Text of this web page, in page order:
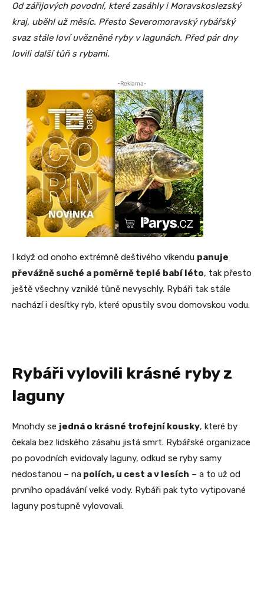
Od zářijových povodní, které zasáhly i Moravskoslezský
kraj, uběhl už měsíc. Přesto Severomoravský rybářský
svaz stále loví uvězněné ryby v lagunách. Před pár dny
lovili další tůň s rybami.
-Reklama-
I když od onoho extrémně deštivého víkendu panuje
převážně suché a poměrně teplé babí léto, tak přesto
ještě všechny vzniklé tůně nevyschly. Rybáři tak stále
nachází i desítky ryb, které opustily svou domovskou vodu.
Rybáři vylovili krásné ryby z
laguny
Mnohdy se jedná o krásné trofejní kousky, které by
čekala bez lidského zásahu jistá smrt. Rybářské organizace
po povodních evidovaly laguny, odkud se ryby samy
nedostanou – na polích, u cest a v lesích – a to už od
prvního opadávání velké vody. Rybáři pak tyto vytipované
laguny postupně vylovovali.